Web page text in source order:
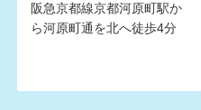
阪急京都線京都河原町駅か
ら河原町通を北へ徒歩4分